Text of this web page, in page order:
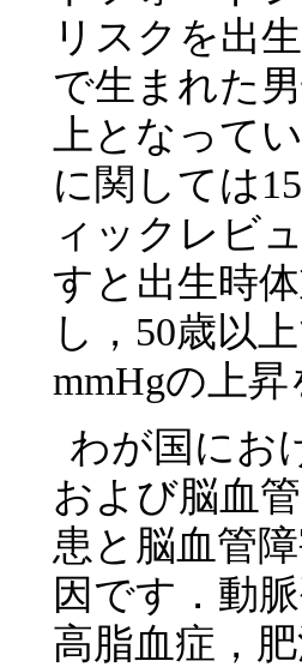
リスクを出
で生まれた
上となって
に関しては
ィックレビ
すと出生時
し，50歳以
mmHgの上
わが国にお
および脳血
患と脳血管
因です．動
高脂血症，